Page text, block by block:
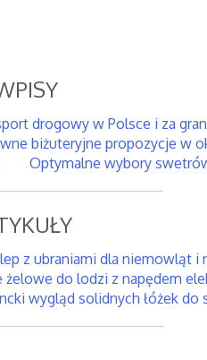
drogowy w Polsce i za
biżuteryjne propozycje w
Optymalne wybory
z ubraniami dla niemowląt i
żelowe do lodzi z napędem
wygląd solidnych łóżek do